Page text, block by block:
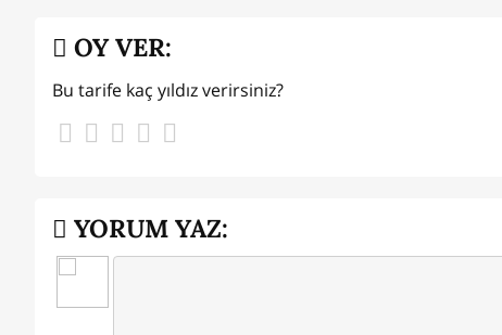
OY VER:
Bu tarife kaç yıldız verirsiniz?
YORUM YAZ: